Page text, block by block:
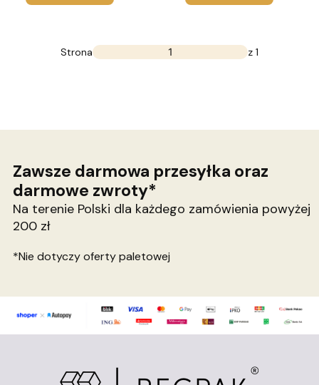
Strona z 1
Zawsze darmowa przesyłka oraz
darmowe zwroty*
Na terenie Polski dla każdego zamówienia powyżej
200 zł
*Nie dotyczy oferty paletowej